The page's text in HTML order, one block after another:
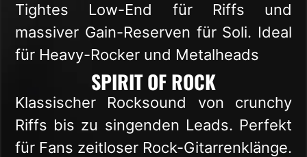
Tightes Low-End für Riffs und
massiver Gain-Reserven für Soli. Ideal
für Heavy-Rocker und Metalheads
SPIRIT OF ROCK
Klassischer Rocksound von crunchy
Riffs bis zu singenden Leads. Perfekt
für Fans zeitloser Rock-Gitarrenklänge.